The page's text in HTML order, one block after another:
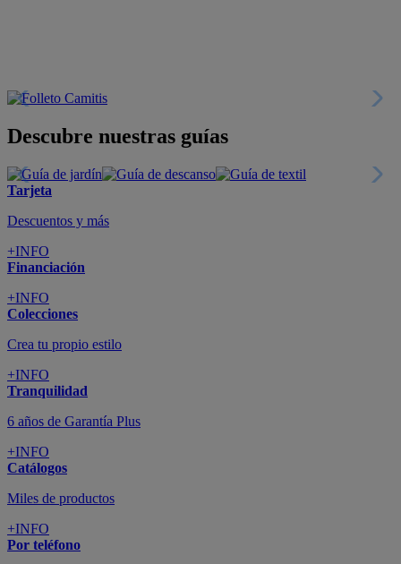
Descubre nuestras guías
Tarjeta
Descuentos y más
+INFO
Financiación
+INFO
Colecciones
Crea tu propio estilo
+INFO
Tranquilidad
6 años de Garantía Plus
+INFO
Catálogos
Miles de productos
+INFO
Por teléfono